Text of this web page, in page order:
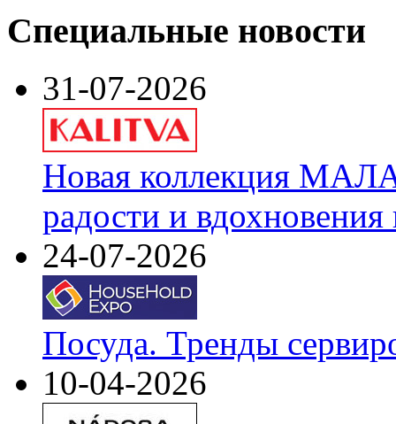
Специальные новости
31-07-2026
Новая коллекция
радости и
24-07-2026
Посуда. Тренды
10-04-2026